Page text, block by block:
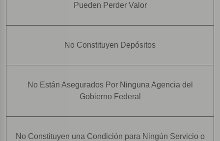
Pueden Perder Valor
No Constituyen Depósitos
No Están Asegurados Por Ninguna Agencia del
Gobierno Federal
No Constituyen una Condición para Ningún Servicio o